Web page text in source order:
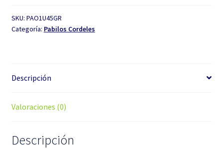
de
42gr
SKU: PAO1U45GR
Categoría: Pabilos Cordeles
Descripción
Valoraciones (0)
Descripción